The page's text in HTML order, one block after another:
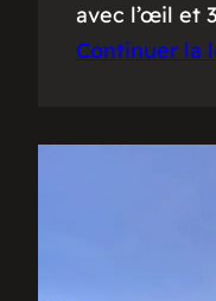
avec l’œil et
Continuer la